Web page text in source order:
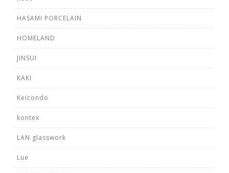
HASAMI PORCELAIN
HOMELAND
JINSUI
KAKI
Keicondo
kontex
LAN glasswork
Lue